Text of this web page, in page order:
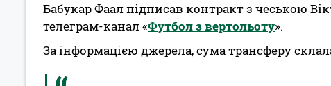
Бабукар Фаал підписав контракт з чеською
телеграм-канал «Футбол з вертольоту».
За інформацією джерела, сума трансферу